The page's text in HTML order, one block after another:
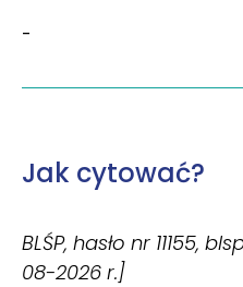
-
Jak cytować?
BLŚP, hasło nr 11155,
08-2026 r.]